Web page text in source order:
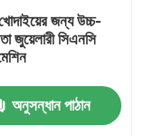
খোদাইয়ের জন্য উচ্চ-
জুয়েলারী সিএনসি
অনুসন্ধান পাঠান